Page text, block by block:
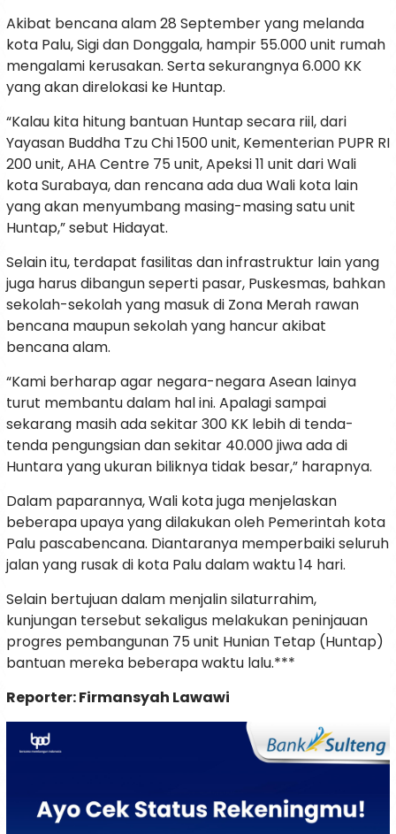
Akibat bencana alam 28 September yang melanda
kota Palu, Sigi dan Donggala, hampir 55.000 unit rumah
mengalami kerusakan. Serta sekurangnya 6.000 KK
yang akan direlokasi ke Huntap.
“Kalau kita hitung bantuan Huntap secara riil, dari
Yayasan Buddha Tzu Chi 1500 unit, Kementerian PUPR RI
200 unit, AHA Centre 75 unit, Apeksi 11 unit dari Wali
kota Surabaya, dan rencana ada dua Wali kota lain
yang akan menyumbang masing-masing satu unit
Huntap,” sebut Hidayat.
Selain itu, terdapat fasilitas dan infrastruktur lain yang
juga harus dibangun seperti pasar, Puskesmas, bahkan
sekolah-sekolah yang masuk di Zona Merah rawan
bencana maupun sekolah yang hancur akibat
bencana alam.
“Kami berharap agar negara-negara Asean lainya
turut membantu dalam hal ini. Apalagi sampai
sekarang masih ada sekitar 300 KK lebih di tenda-
tenda pengungsian dan sekitar 40.000 jiwa ada di
Huntara yang ukuran biliknya tidak besar,” harapnya.
Dalam paparannya, Wali kota juga menjelaskan
beberapa upaya yang dilakukan oleh Pemerintah kota
Palu pascabencana. Diantaranya memperbaiki seluruh
jalan yang rusak di kota Palu dalam waktu 14 hari.
Selain bertujuan dalam menjalin silaturrahim,
kunjungan tersebut sekaligus melakukan peninjauan
progres pembangunan 75 unit Hunian Tetap (Huntap)
bantuan mereka beberapa waktu lalu.***
Reporter: Firmansyah Lawawi